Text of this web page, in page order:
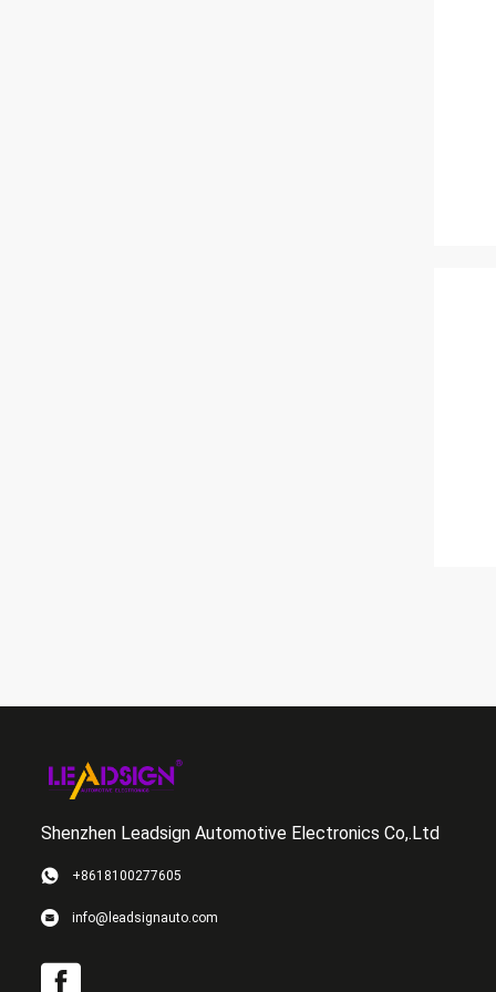
Shenzhen Leadsign Automotive Electronics Co,.Ltd
+8618100277605
info@leadsignauto.com